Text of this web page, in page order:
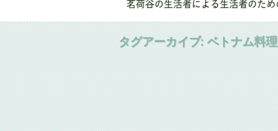
タグアーカイブ: ベトナム料理